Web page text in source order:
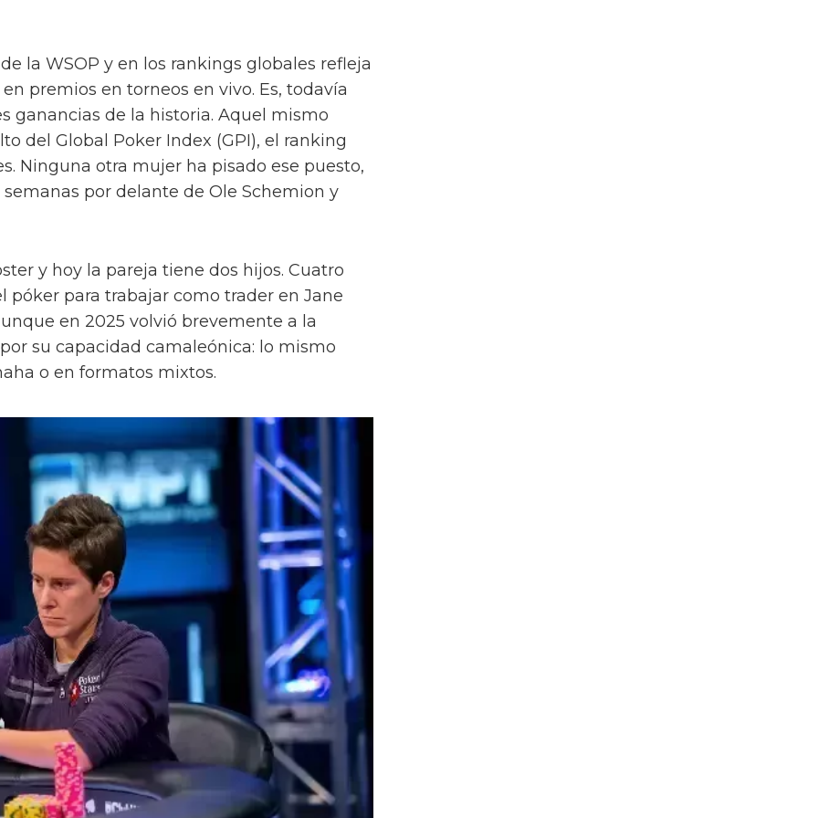
la WSOP y en los rankings globales refleja
premios en torneos en vivo. Es, todavía
ganancias de la historia. Aquel mismo
del Global Poker Index (GPI), el ranking
Ninguna otra mujer ha pisado ese puesto,
por delante de Ole Schemion y
y hoy la pareja tiene dos hijos. Cuatro
póker para trabajar como trader en Jane
en 2025 volvió brevemente a la
su capacidad camaleónica: lo mismo
o en formatos mixtos.